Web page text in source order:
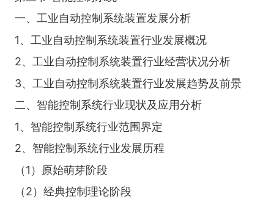
一、工业自动控制系统装置发展分析
1、工业自动控制系统装置行业发展概况
2、工业自动控制系统装置行业经营状况分析
3、工业自动控制系统装置行业发展趋势及前景
二、智能控制系统行业现状及应用分析
1、智能控制系统行业范围界定
2、智能控制系统行业发展历程
（1）原始萌芽阶段
（2）经典控制理论阶段